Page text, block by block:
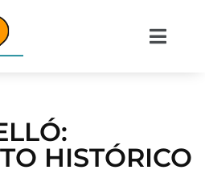
HISTÓRICO